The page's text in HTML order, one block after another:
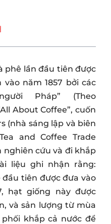
phê lần đầu tiên được
năm 1857 bởi các
Pháp” (Theo
About Coffee”, cuốn
(nhà sáng lập và biên
and Coffee Trade
nghiên cứu và đi khắp
liệu ghi nhận rằng:
đầu tiên được đưa vào
hạt giống này được
và sản lượng từ mùa
khắp cả nước để